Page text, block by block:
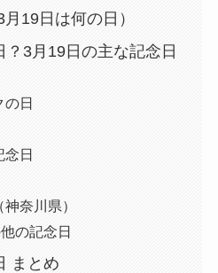
19日は何の日）
？3月19日の主な記念日
の日
念日
奈川県）
の記念日
まとめ